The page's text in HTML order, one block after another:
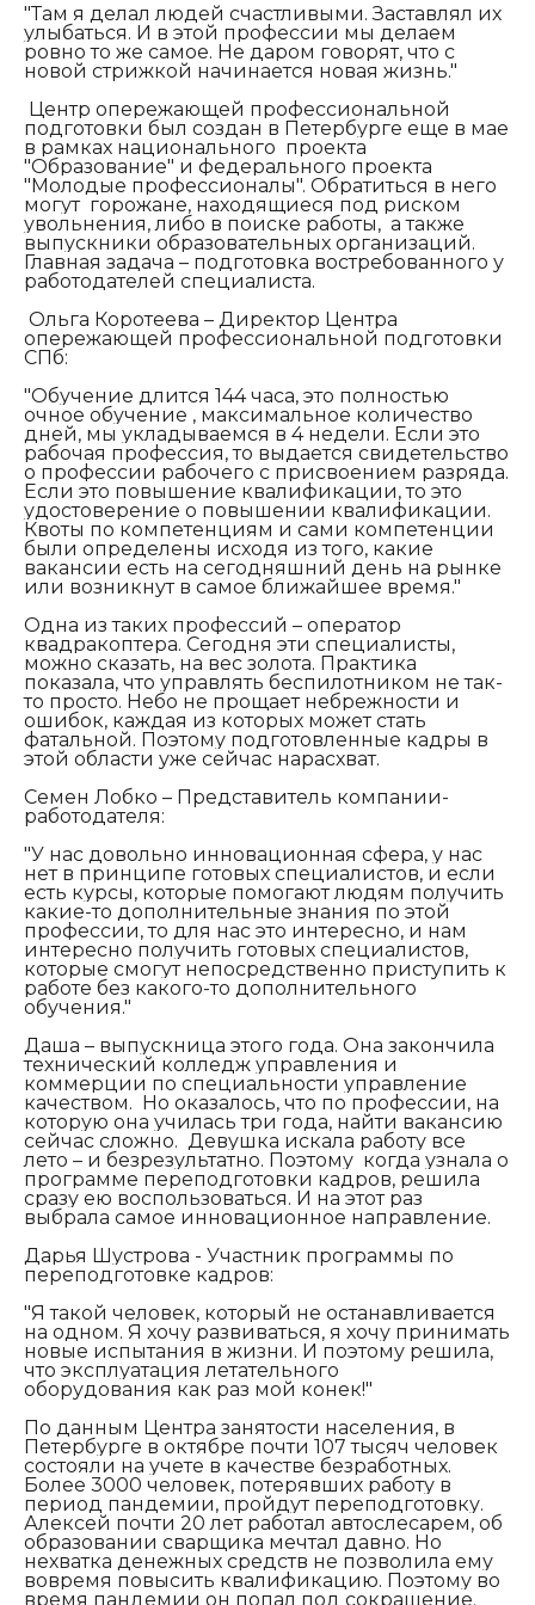
"Там я делал людей счастливыми. Заставлял их
улыбаться. И в этой профессии мы делаем
ровно то же самое. Не даром говорят, что с
новой стрижкой начинается новая жизнь."
Центр опережающей профессиональной
подготовки был создан в Петербурге еще в мае
в рамках национального проекта
"Образование" и федерального проекта
"Молодые профессионалы". Обратиться в него
могут горожане, находящиеся под риском
увольнения, либо в поиске работы, а также
выпускники образовательных организаций.
Главная задача – подготовка востребованного у
работодателей специалиста.
Ольга Коротеева – Директор Центра
опережающей профессиональной подготовки
СПб:
"Обучение длится 144 часа, это полностью
очное обучение , максимальное количество
дней, мы укладываемся в 4 недели. Если это
рабочая профессия, то выдается свидетельство
о профессии рабочего с присвоением разряда.
Если это повышение квалификации, то это
удостоверение о повышении квалификации.
Квоты по компетенциям и сами компетенции
были определены исходя из того, какие
вакансии есть на сегодняшний день на рынке
или возникнут в самое ближайшее время."
Одна из таких профессий – оператор
квадракоптера. Сегодня эти специалисты,
можно сказать, на вес золота. Практика
показала, что управлять беспилотником не так-
то просто. Небо не прощает небрежности и
ошибок, каждая из которых может стать
фатальной. Поэтому подготовленные кадры в
этой области уже сейчас нарасхват.
Семен Лобко – Представитель компании-
работодателя:
"У нас довольно инновационная сфера, у нас
нет в принципе готовых специалистов, и если
есть курсы, которые помогают людям получить
какие-то дополнительные знания по этой
профессии, то для нас это интересно, и нам
интересно получить готовых специалистов,
которые смогут непосредственно приступить к
работе без какого-то дополнительного
обучения."
Даша – выпускница этого года. Она закончила
технический колледж управления и
коммерции по специальности управление
качеством. Но оказалось, что по профессии, на
которую она училась три года, найти вакансию
сейчас сложно. Девушка искала работу все
лето – и безрезультатно. Поэтому когда узнала о
программе переподготовки кадров, решила
сразу ею воспользоваться. И на этот раз
выбрала самое инновационное направление.
Дарья Шустрова - Участник программы по
переподготовке кадров:
"Я такой человек, который не останавливается
на одном. Я хочу развиваться, я хочу принимать
новые испытания в жизни. И поэтому решила,
что эксплуатация летательного
оборудования как раз мой конек!"
По данным Центра занятости населения, в
Петербурге в октябре почти 107 тысяч человек
состояли на учете в качестве безработных.
Более 3000 человек, потерявших работу в
период пандемии, пройдут переподготовку.
Алексей почти 20 лет работал автослесарем, об
образовании сварщика мечтал давно. Но
нехватка денежных средств не позволила ему
вовремя повысить квалификацию. Поэтому во
время пандемии он попал под сокращение.